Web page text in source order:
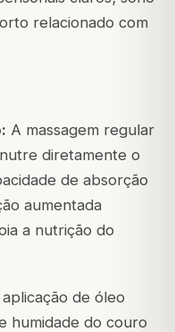
relacionado com
A massagem regular
diretamente o
de absorção
aumentada
a nutrição do
aplicação de óleo
humidade do couro